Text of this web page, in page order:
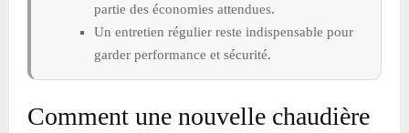
partie des économies attendues.
Un entretien régulier reste indispensable pour
garder performance et sécurité.
Comment une nouvelle chaudière